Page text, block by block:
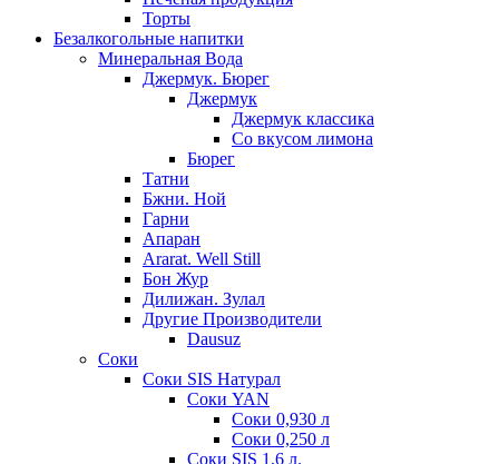
Торты
Безалкогольные напитки
Минеральная Вода
Джермук. Бюрег
Джермук
Джермук классика
Со вкусом лимона
Бюрег
Татни
Бжни. Ной
Гарни
Апаран
Ararat. Well Still
Бон Жур
Дилижан. Зулал
Другие Производители
Dausuz
Соки
Соки SIS Натурал
Соки YAN
Соки 0,930 л
Соки 0,250 л
Соки SIS 1,6 л.